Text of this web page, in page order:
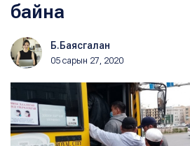
байна
Б.Баясгалан
05 сарын 27, 2020